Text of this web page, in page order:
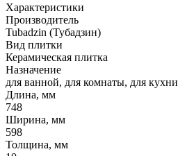
Характеристики
Производитель
Tubadzin (Тубадзин)
Вид плитки
Керамическая плитка
Назначение
для ванной, для комнаты, для кухни
Длина, мм
748
Ширина, мм
598
Толщина, мм